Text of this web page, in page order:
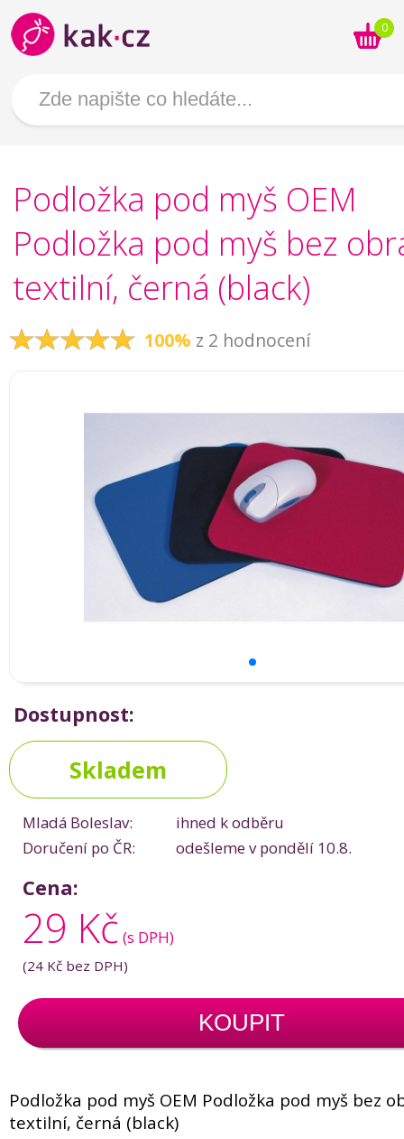
0
Podložka pod myš OEM
Podložka pod myš bez
textilní, černá (black)
100% z 2 hodnocení
Dostupnost:
Skladem
Mladá Boleslav:
ihned k odběru
Doručení po ČR:
odešleme v pondělí 10.8.
Cena:
29 Kč (s DPH)
(24 Kč bez DPH)
KOUPIT
Podložka pod myš OEM Podložka pod myš bez
textilní, černá (black)